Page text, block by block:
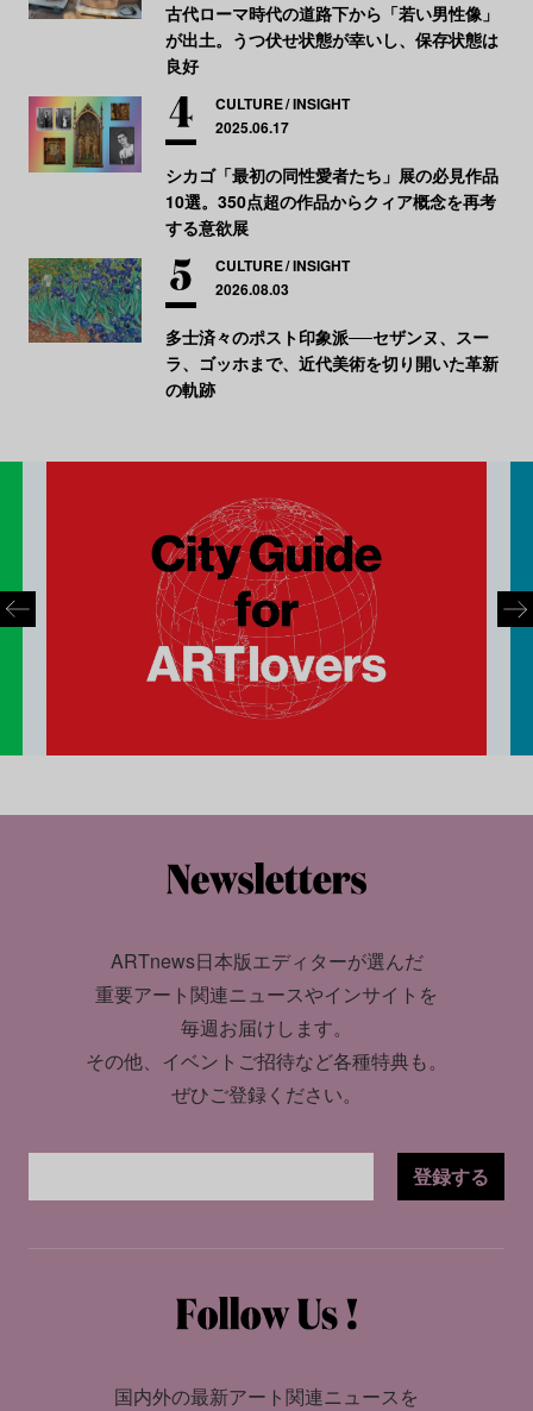
古代ローマ時代の道路下から「若い男性像」
が出土。うつ伏せ状態が幸いし、保存状態は
良好
CULTURE INSIGHT
2025.06.17
シカゴ「最初の同性愛者たち」展の必見作品
10選。350点超の作品からクィア概念を再考
する意欲展
CULTURE INSIGHT
2026.08.03
多士済々のポスト印象派──セザンヌ、スー
ラ、ゴッホまで、近代美術を切り開いた革新
の軌跡
ARTnews日本版エディターが選んだ
重要アート関連ニュースやインサイトを
毎週お届けします。
その他、イベントご招待など各種特典も。
ぜひご登録ください。
登録する
国内外の最新アート関連ニュースを